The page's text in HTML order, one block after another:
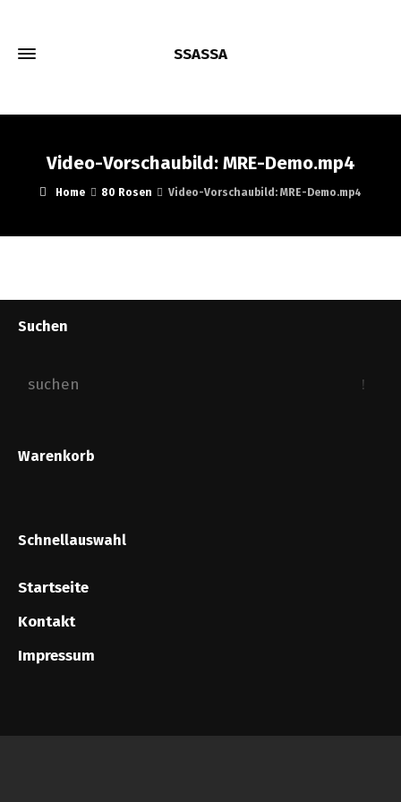
SSASSA
Video-Vorschaubild: MRE-Demo.mp4
Home 80 Rosen Video-Vorschaubild: MRE-Demo.mp4
Suchen
Warenkorb
Schnellauswahl
Startseite
Kontakt
Impressum